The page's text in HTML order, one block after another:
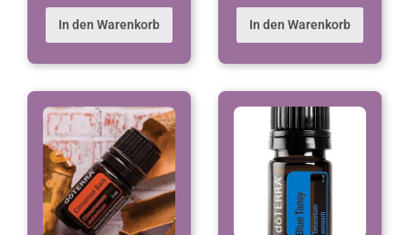
In den Warenkorb In den Warenkorb